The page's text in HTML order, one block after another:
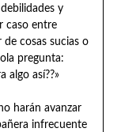
y
caso entre
de cosas sucias o
pregunta:
algo así??»
harán avanzar
infrecuente